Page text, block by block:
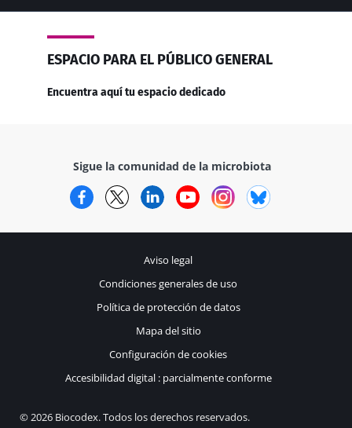
ESPACIO PARA EL PÚBLICO GENERAL
Encuentra aquí tu espacio dedicado
Sigue la comunidad de la microbiota
FacebookTwitterLinkedInYouTubeInstagram
© 2026 Biocodex. Todos los derechos reservados.
Aviso legal
Condiciones generales de uso
Política de protección de datos
Mapa del sitio
Configuración de cookies
Accesibilidad digital : parcialmente conforme